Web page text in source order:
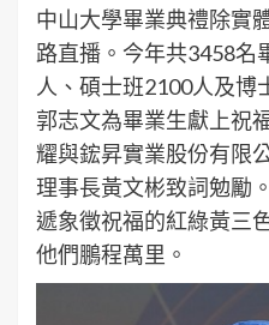
中山大學畢業典禮除實
路直播。今年共3458名
人、碩士班2100人及博
郭志文為畢業生獻上祝
耀與鋐昇實業股份有限
理事長黃文彬致詞勉勵
遞象徵祝福的紅綠黃三
他們鵬程萬里。